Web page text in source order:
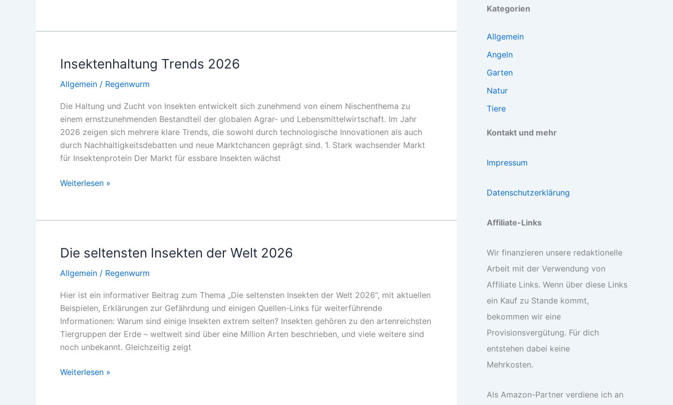
fliegen?
Insektenhaltung Trends 2026
Allgemein / Regenwurm
Die Haltung und Zucht von Insekten entwickelt sich zunehmend von einem Nischenthema zu
einem ernstzunehmenden Bestandteil der globalen Agrar- und Lebensmittelwirtschaft. Im Jahr
2026 zeigen sich mehrere klare Trends, die sowohl durch technologische Innovationen als auch
durch Nachhaltigkeitsdebatten und neue Marktchancen geprägt sind. 1. Stark wachsender Markt
für Insektenprotein Der Markt für essbare Insekten wächst
Insektenhaltung
Weiterlesen »
Die seltensten Insekten der Welt 2026
Allgemein / Regenwurm
Hier ist ein informativer Beitrag zum Thema „Die seltensten Insekten der Welt 2026“, mit aktuellen
Beispielen, Erklärungen zur Gefährdung und einigen Quellen-Links für weiterführende
Informationen: Warum sind einige Insekten extrem selten? Insekten gehören zu den artenreichsten
Tiergruppen der Erde – weltweit sind über eine Million Arten beschrieben, und viele weitere sind
noch unbekannt. Gleichzeitig zeigt
Die
Weiterlesen »
Kategorien
Allgemein
Angeln
Garten
Natur
Tiere
Kontakt und mehr
Impressum
Datenschutzerklärung
Affiliate-Links
Wir finanzieren unsere redaktionelle
Arbeit mit der Verwendung von
Affiliate Links. Wenn über diese Links
ein Kauf zu Stande kommt,
bekommen wir eine
Provisionsvergütung. Für dich
entstehen dabei keine
Mehrkosten.
Als Amazon-Partner verdiene ich an